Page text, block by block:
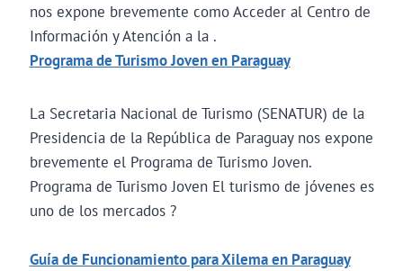
nos expone brevemente como Acceder al Centro de
Información y Atención a la .
Programa de Turismo Joven en Paraguay
La Secretaria Nacional de Turismo (SENATUR) de la
Presidencia de la República de Paraguay nos expone
brevemente el Programa de Turismo Joven.
Programa de Turismo Joven El turismo de jóvenes es
uno de los mercados ?
Guía de Funcionamiento para Xilema en Paraguay